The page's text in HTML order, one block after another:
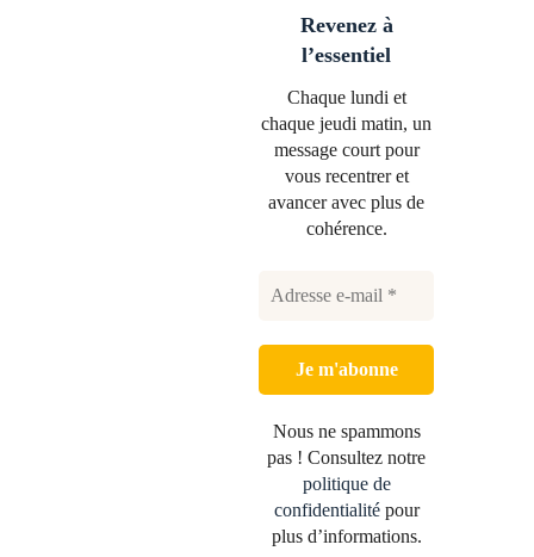
Revenez à
l’essentiel
Chaque lundi et
chaque jeudi matin, un
message court pour
vous recentrer et
avancer avec plus de
cohérence.
Nous ne spammons
pas ! Consultez notre
politique de
confidentialitépour
plus d’informations.